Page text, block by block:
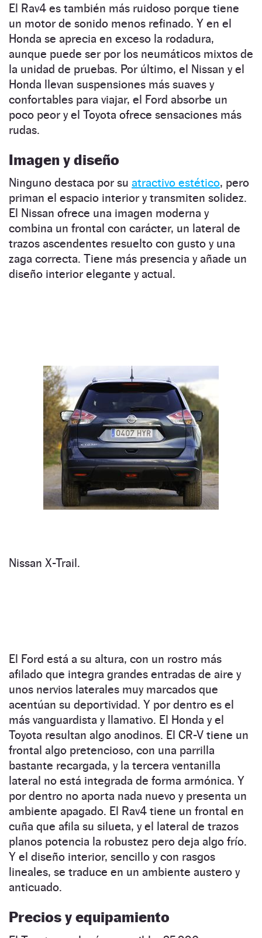
El Rav4 es también más ruidoso porque tiene
un motor de sonido menos refinado. Y en el
Honda se aprecia en exceso la rodadura,
aunque puede ser por los neumáticos mixtos de
la unidad de pruebas. Por último, el Nissan y el
Honda llevan suspensiones más suaves y
confortables para viajar, el Ford absorbe un
poco peor y el Toyota ofrece sensaciones más
rudas.
Imagen y diseño
Ninguno destaca por su atractivo estético, pero
priman el espacio interior y transmiten solidez.
El Nissan ofrece una imagen moderna y
combina un frontal con carácter, un lateral de
trazos ascendentes resuelto con gusto y una
zaga correcta. Tiene más presencia y añade un
diseño interior elegante y actual.
Nissan X-Trail.
El Ford está a su altura, con un rostro más
afilado que integra grandes entradas de aire y
unos nervios laterales muy marcados que
acentúan su deportividad. Y por dentro es el
más vanguardista y llamativo. El Honda y el
Toyota resultan algo anodinos. El CR-V tiene un
frontal algo pretencioso, con una parrilla
bastante recargada, y la tercera ventanilla
lateral no está integrada de forma armónica. Y
por dentro no aporta nada nuevo y presenta un
ambiente apagado. El Rav4 tiene un frontal en
cuña que afila su silueta, y el lateral de trazos
planos potencia la robustez pero deja algo frío.
Y el diseño interior, sencillo y con rasgos
lineales, se traduce en un ambiente austero y
anticuado.
Precios y equipamiento